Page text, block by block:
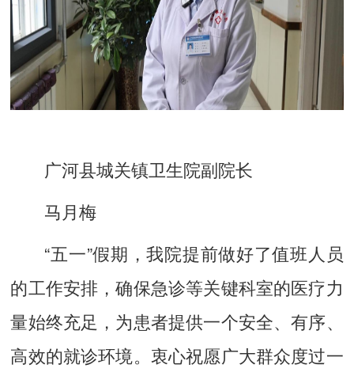
广河县城关镇卫生院副院长
马月梅
“五一”假期，我院提前做好了值班人员
的工作安排，确保急诊等关键科室的医疗力
量始终充足，为患者提供一个安全、有序、
高效的就诊环境。衷心祝愿广大群众度过一